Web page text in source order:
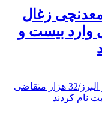
شدن ۲۰ معدنچی زغال
وارد بیست و